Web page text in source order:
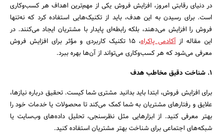
در دنیای رقابتی امروز، افزایش فروش یکی از مهم‌ترین اهداف هر کسب‌وکاری
است. برای رسیدن به این هدف، باید از تکنیک‌هایی استفاده کرد که نه‌تنها
فروش را افزایش می‌دهند، بلکه رابطه‌ای پایدار با مشتریان ایجاد می‌کنند. در
این مقاله ازآکادمی پاکراه
، 15 تکنیک کاربردی و مؤثر برای افزایش فروش
معرفی می‌شود که هر کسب‌وکاری می‌تواند از آن‌ها بهره ببرد.
1. شناخت دقیق مخاطب هدف
برای افزایش فروش، ابتدا باید بدانید مشتری شما کیست. تحقیق درباره نیازها،
علایق و رفتارهای مشتریان به شما کمک می‌کند تا محصولات یا خدمات خود را
بهتر معرفی کنید. از ابزارهایی مثل نظرسنجی، تحلیل داده‌های وب‌سایت یا
شبکه‌های اجتماعی برای شناخت بهتر مشتریان استفاده کنید.